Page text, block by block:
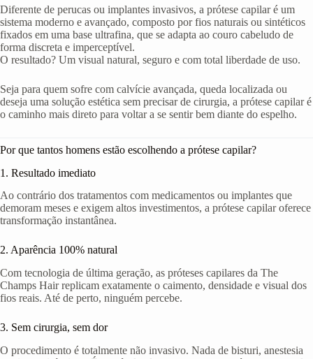
Diferente de perucas ou implantes invasivos, a prótese capilar é um
sistema moderno e avançado, composto por fios naturais ou sintéticos
fixados em uma base ultrafina, que se adapta ao couro cabeludo de
forma discreta e imperceptível.
O resultado? Um visual natural, seguro e com total liberdade de uso.
Seja para quem sofre com calvície avançada, queda localizada ou
deseja uma solução estética sem precisar de cirurgia, a prótese capilar é
o caminho mais direto para voltar a se sentir bem diante do espelho.
Por que tantos homens estão escolhendo a prótese capilar?
1. Resultado imediato
Ao contrário dos tratamentos com medicamentos ou implantes que
demoram meses e exigem altos investimentos, a prótese capilar oferece
transformação instantânea.
2. Aparência 100% natural
Com tecnologia de última geração, as próteses capilares da The
Champs Hair replicam exatamente o caimento, densidade e visual dos
fios reais. Até de perto, ninguém percebe.
3. Sem cirurgia, sem dor
O procedimento é totalmente não invasivo. Nada de bisturi, anestesia